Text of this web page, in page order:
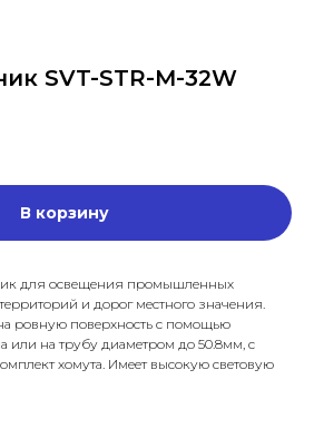
SVT-STR-M-32W
В корзину
для освещения промышленных
и дорог местного значения.
ровную поверхность с помощью
или на трубу диаметром до 50.8мм, с
хомута. Имеет высокую световую